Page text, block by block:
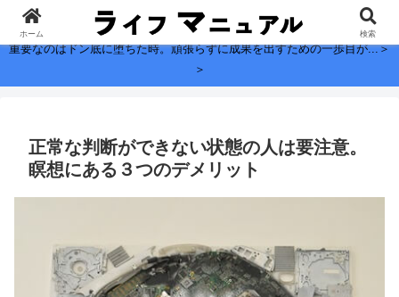
子どもに残したい、お金よりも大切なこと。
重要なのはドン底に堕ちた時。頑張らずに成果を出すための一歩目が...＞
＞
正常な判断ができない状態の人は要注意。
瞑想にある３つのデメリット
ホーム 検索